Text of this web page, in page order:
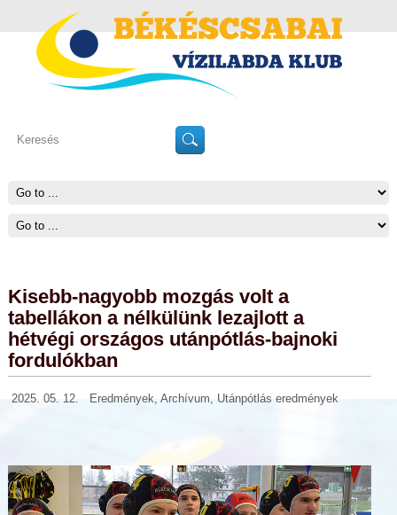
Kisebb-nagyobb mozgás volt a
tabellákon a nélkülünk lezajlott a
hétvégi országos utánpótlás-bajnoki
fordulókban
2025. 05. 12. Eredmények, Archívum, Utánpótlás eredmények